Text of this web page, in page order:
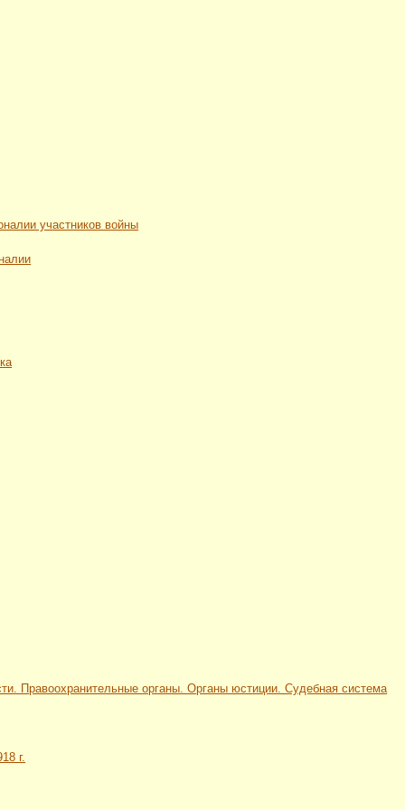
участников войны
Правоохранительные органы. Органы юстиции. Судебная система
г.